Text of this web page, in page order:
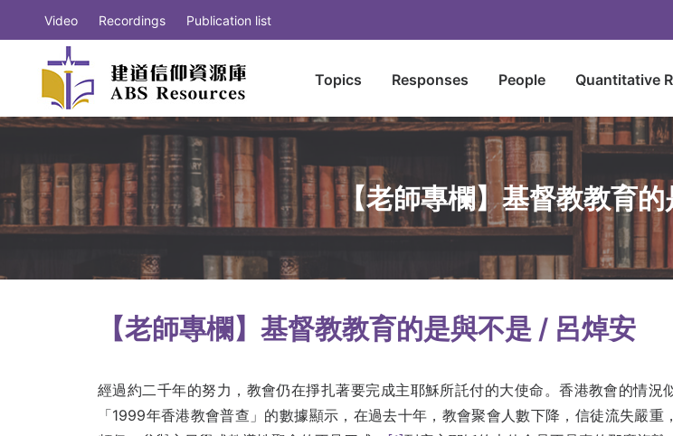
Video Recordings Publication list
Topics Responses People Quantitative
【老師專欄】基督教教育
【老師專欄】基督教教育的是與不是 / 呂焯安
經過約二千年的努力，教會仍在掙扎著要完成主耶穌所託付的大使命。香港教會的情況
「1999年香港教會普查」的數據顯示，在過去十年，教會聚會人數下降，信徒流失嚴重